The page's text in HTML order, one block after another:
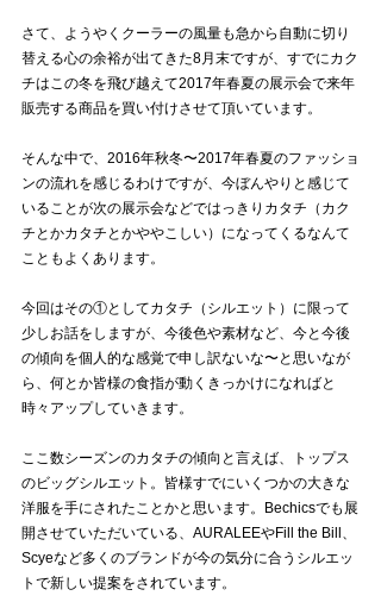
さて、ようやくクーラーの風量も急から自動に切り
替える心の余裕が出てきた8月末ですが、すでにカク
チはこの冬を飛び越えて2017年春夏の展示会で来年
販売する商品を買い付けさせて頂いています。
そんな中で、2016年秋冬〜2017年春夏のファッショ
ンの流れを感じるわけですが、今ぼんやりと感じて
いることが次の展示会などではっきりカタチ（カク
チとかカタチとかややこしい）になってくるなんて
こともよくあります。
今回はその①としてカタチ（シルエット）に限って
少しお話をしますが、今後色や素材など、今と今後
の傾向を個人的な感覚で申し訳ないな〜と思いなが
ら、何とか皆様の食指が動くきっかけになればと
時々アップしていきます。
ここ数シーズンのカタチの傾向と言えば、トップス
のビッグシルエット。皆様すでにいくつかの大きな
洋服を手にされたことかと思います。Bechicsでも展
開させていただいている、AURALEEやFill the Bill、
Scyeなど多くのブランドが今の気分に合うシルエッ
トで新しい提案をされています。